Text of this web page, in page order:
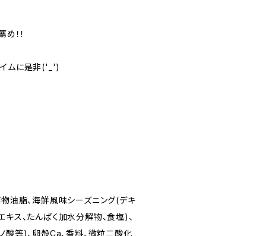
！！
イムに是非('_')
油脂、海鮮風味シーズニング(デキ
キス、たんぱく加水分解物、食塩)、
等)、卵殻Ca、香料、微粒二酸化